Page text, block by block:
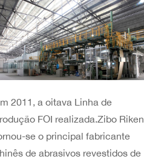
2011, a oitava Linha de
FOI realizada.Zibo Riken
se o principal fabricante
de abrasivos revestidos de